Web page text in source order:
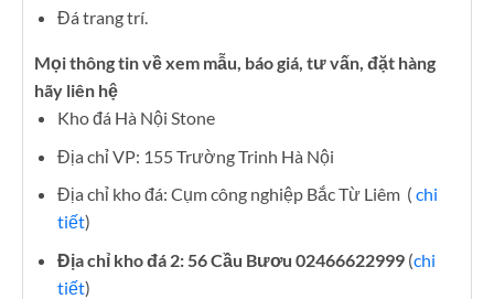
Đá trang trí.
Mọi thông tin về xem mẫu, báo giá, tư vấn, đặt hàng
hãy liên hệ
Kho đá Hà Nội Stone
Địa chỉ VP: 155 Trường Trinh Hà Nội
Địa chỉ kho đá: Cụm công nghiệp Bắc Từ Liêm ( chi
tiết)
Địa chỉ kho đá 2: 56 Cầu Bươu 02466622999(chi
tiết)